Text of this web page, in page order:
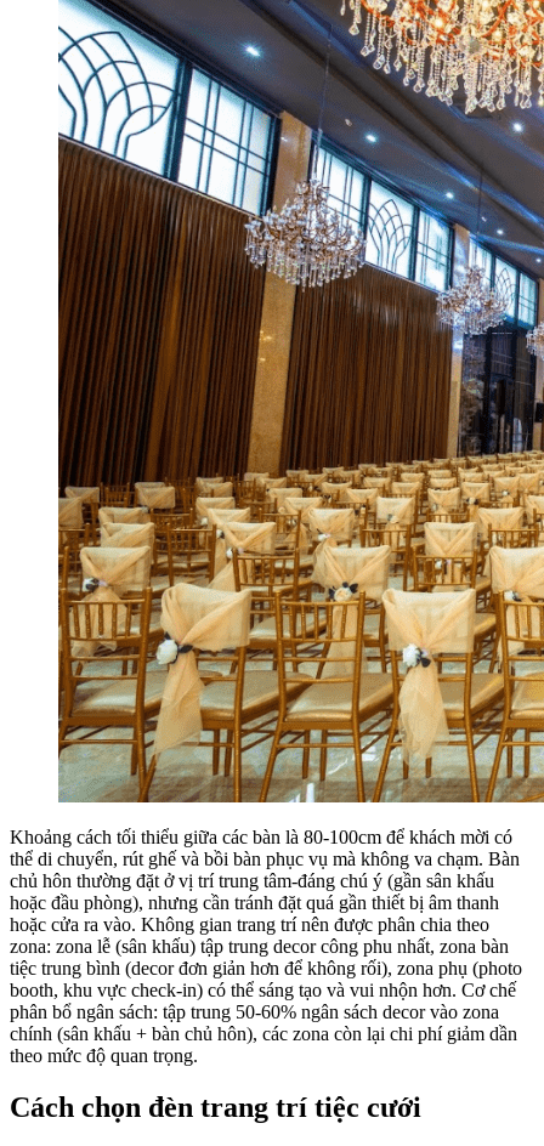
Khoảng cách tối thiểu giữa các bàn là 80-100cm để khách mời có
thể di chuyển, rút ghế và bồi bàn phục vụ mà không va chạm. Bàn
chủ hôn thường đặt ở vị trí trung tâm-đáng chú ý (gần sân khấu
hoặc đầu phòng), nhưng cần tránh đặt quá gần thiết bị âm thanh
hoặc cửa ra vào. Không gian trang trí nên được phân chia theo
zona: zona lễ (sân khấu) tập trung decor công phu nhất, zona bàn
tiệc trung bình (decor đơn giản hơn để không rối), zona phụ (photo
booth, khu vực check-in) có thể sáng tạo và vui nhộn hơn. Cơ chế
phân bổ ngân sách: tập trung 50-60% ngân sách decor vào zona
chính (sân khấu + bàn chủ hôn), các zona còn lại chi phí giảm dần
theo mức độ quan trọng.
Cách chọn đèn trang trí tiệc cưới